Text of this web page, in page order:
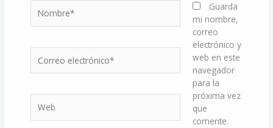
electrónico*
Guarda
mi nombre,
correo
electrónico y
web en este
navegador
para la
próxima vez
que
comente.